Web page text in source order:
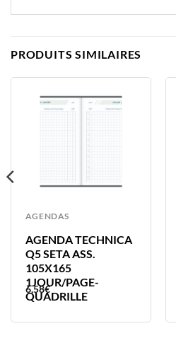
PRODUITS SIMILAIRES
AGENDAS
AGENDA TECHNICA
Q5 SETA ASS.
105X165
1JOUR/PAGE-
QUADRILLE
6,58€